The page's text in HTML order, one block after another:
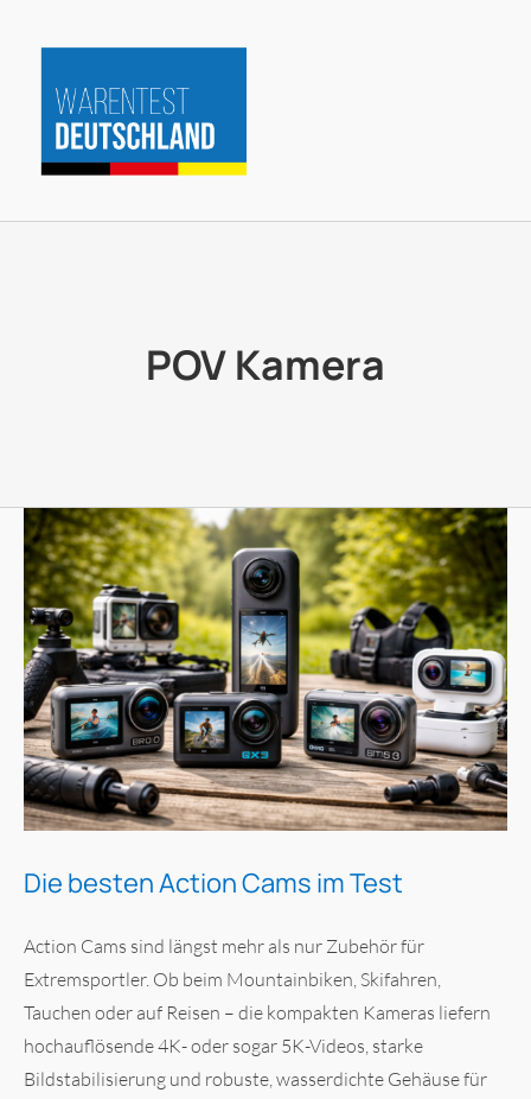
Inhalt
springen
POV Kamera
Die besten Action Cams im Test
Action Cams sind längst mehr als nur Zubehör für
Extremsportler. Ob beim Mountainbiken, Skifahren,
Tauchen oder auf Reisen – die kompakten Kameras liefern
hochauflösende 4K- oder sogar 5K-Videos, starke
Bildstabilisierung und robuste, wasserdichte Gehäuse für